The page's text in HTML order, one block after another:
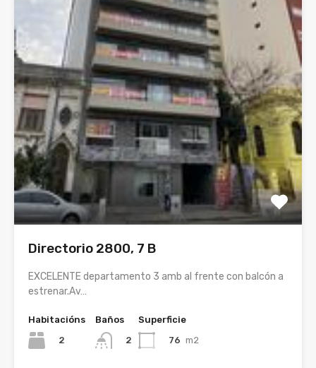
Directorio 2800, 7 B
EXCELENTE departamento 3 amb al frente con balcón a
estrenar.Av…
Habitacións
2
Baños
2
Superficie
76 m2